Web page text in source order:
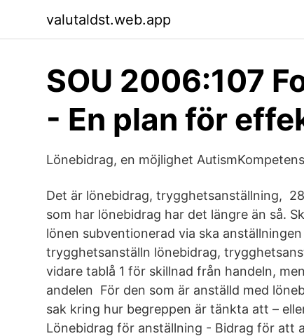
valutaldst.web.app
SOU 2006:107
- En plan för
Lönebidrag, en möjlighet AutismKompetens
Det är lönebidrag, trygghetsanställning,
som har lönebidrag har det längre än så.
lönen subventionerad via ska
trygghetsanställn lönebidrag,
vidare tablå 1 för skillnad från handeln,
andelen För den som är anställd med
sak kring hur begreppen är tänkta att –
Lönebidrag för anställning - Bidrag för att